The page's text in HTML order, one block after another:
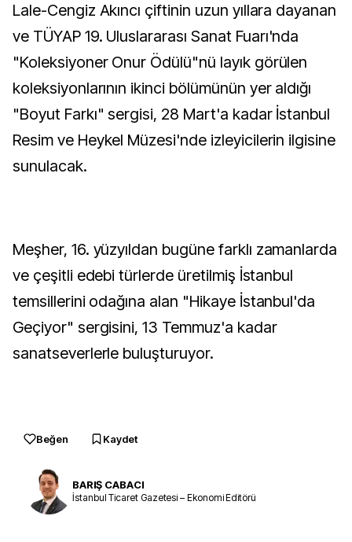
Lale-Cengiz Akıncı çiftinin uzun yıllara dayanan
ve TÜYAP 19. Uluslararası Sanat Fuarı'nda
"Koleksiyoner Onur Ödülü"nü layık görülen
koleksiyonlarının ikinci bölümünün yer aldığı
"Boyut Farkı" sergisi, 28 Mart'a kadar İstanbul
Resim ve Heykel Müzesi'nde izleyicilerin ilgisine
sunulacak.
Meşher, 16. yüzyıldan bugüne farklı zamanlarda
ve çeşitli edebi türlerde üretilmiş İstanbul
temsillerini odağına alan "Hikaye İstanbul'da
Geçiyor" sergisini, 13 Temmuz'a kadar
sanatseverlerle buluşturuyor.
Beğen Kaydet
BARIŞ CABACI
İstanbul Ticaret Gazetesi – Ekonomi Editörü